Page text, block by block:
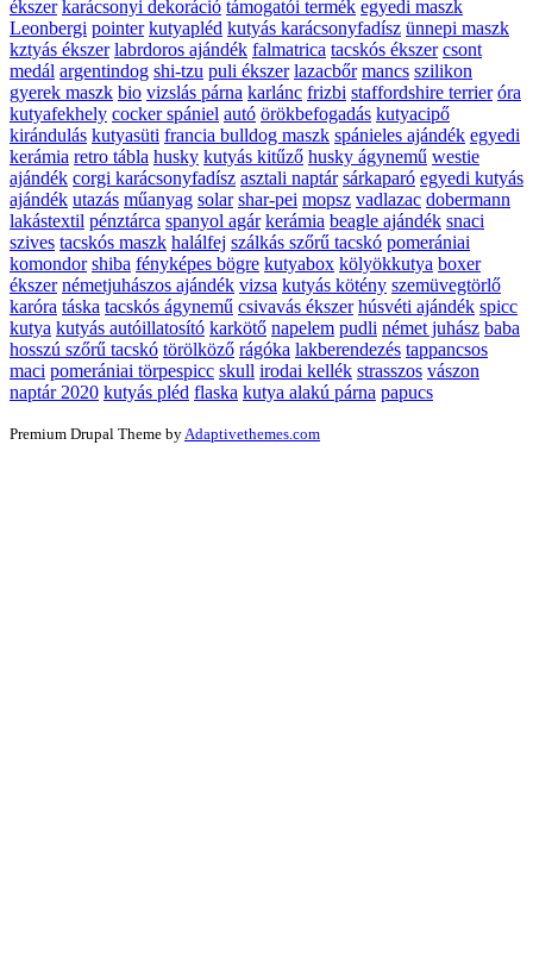
ékszer karácsonyi dekoráció támogatói termék egyedi maszk
Leonbergi pointer kutyapléd kutyás karácsonyfadísz ünnepi maszk
kztyás ékszer labrdoros ajándék falmatrica tacskós ékszer csont
medál argentindog shi-tzu puli ékszer lazacbőr mancs szilikon
gyerek maszk bio vizslás párna karlánc frizbi staffordshire terrier óra
kutyafekhely cocker spániel autó örökbefogadás kutyacipő
kirándulás kutyasüti francia bulldog maszk spánieles ajándék egyedi
kerámia retro tábla husky kutyás kitűző husky ágynemű westie
ajándék corgi karácsonyfadísz asztali naptár sárkaparó egyedi kutyás
ajándék utazás műanyag solar shar-pei mopsz vadlazac dobermann
lakástextil pénztárca spanyol agár kerámia beagle ajándék snaci
szives tacskós maszk halálfej szálkás szőrű tacskó pomerániai
komondor shiba fényképes bögre kutyabox kölyökkutya boxer
ékszer németjuhászos ajándék vizsa kutyás kötény szemüvegtörlő
karóra táska tacskós ágynemű csivavás ékszer húsvéti ajándék spicc
kutya kutyás autóillatosító karkötő napelem pudli német juhász baba
hosszú szőrű tacskó törölköző rágóka lakberendezés tappancsos
maci pomerániai törpespicc skull irodai kellék strasszos vászon
naptár 2020 kutyás pléd flaska kutya alakú párna papucs
Premium Drupal Theme by Adaptivethemes.com